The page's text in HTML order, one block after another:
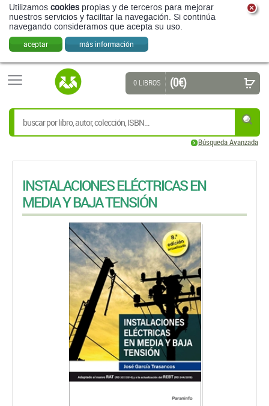
Utilizamos cookies propias y de terceros para mejorar
nuestros servicios y facilitar la navegación. Si continúa
navegando consideramos que acepta su uso.
aceptar más información
Búsqueda Avanzada
0 LIBROS (0 €)
INSTALACIONES ELÉCTRICAS EN
MEDIA Y BAJA TENSIÓN